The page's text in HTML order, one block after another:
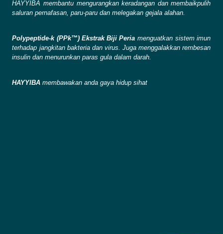
HAYYIBA membantu mengurangkan keradangan dan membaikpulih
saluran pernafasan, paru-paru dan melegakan gejala alahan.
Polypeptide-k (PPk™) Ekstrak Biji Peria menguatkan sistem imun
terhadap jangkitan bakteria dan virus. Juga menggalakkan rembesan
insulin dan menurunkan paras gula dalam darah.
HAYYIBA membawakan anda gaya hidup sihat